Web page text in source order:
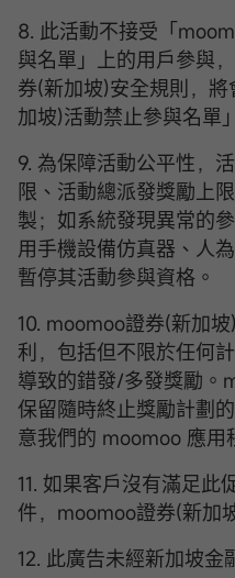
8. 此活動不接受「
與名單」上的用戶參與
券(新加坡)安全規則，
加坡)活動禁止參與名單
9. 為保障活動公平性，
限、活動總派發獎勵上
製；如系統發現異常的
用手機設備仿真器、人
暫停其活動參與資格。
10. moomoo證券(新加
利，包括但不限於任何
導致的錯發/多發獎勵。
保留隨時終止獎勵計劃
意我們的 moomoo 應用
11. 如果客戶沒有滿足此
件，moomoo證券(新加
12. 此廣告未經新加坡金